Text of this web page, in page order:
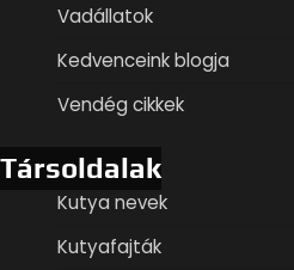
Vadállatok
Kedvenceink blogja
Vendég cikkek
Társoldalak
Kutya nevek
Kutyafajták